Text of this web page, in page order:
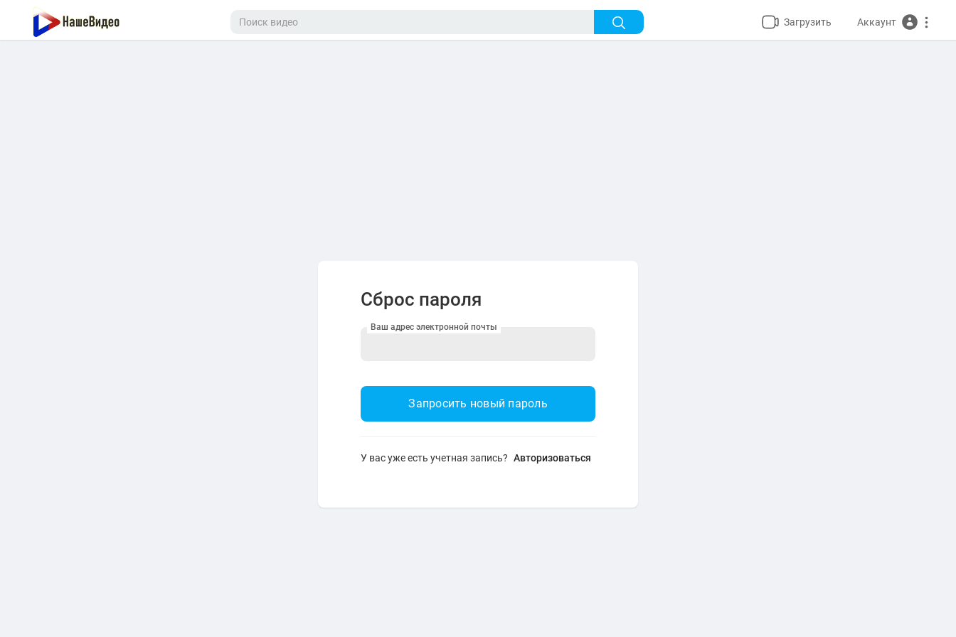
Загрузить Аккаунт
Сброс пароля
Ваш адрес электронной почты
У вас уже есть учетная запись? Авторизоваться